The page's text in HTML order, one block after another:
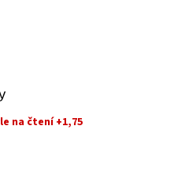
na čtení +1,75